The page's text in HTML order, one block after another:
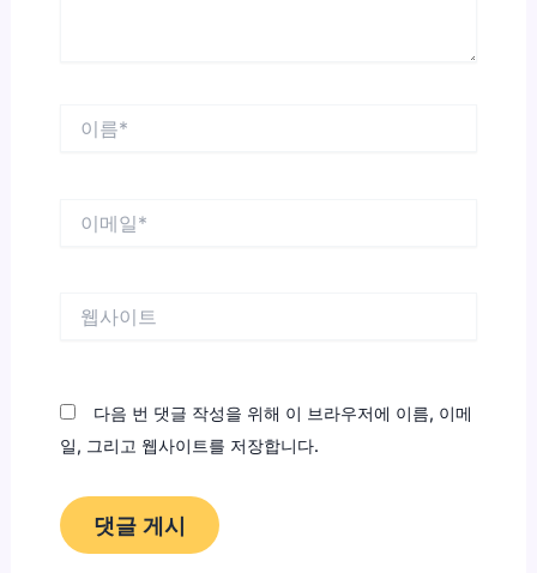
다음 번 댓글 작성을 위해 이 브라우저에 이름, 이메
일, 그리고 웹사이트를 저장합니다.